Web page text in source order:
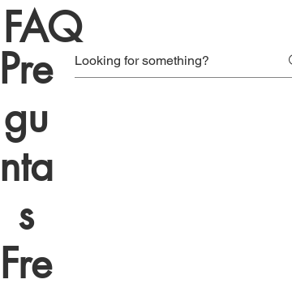
Pre
gu
nta
s
Fre
FAQ